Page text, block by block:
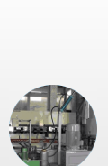
燃技术：常规与
品阻燃技术的蓬勃发
能构建方式在自纤
剂在大火灾中是